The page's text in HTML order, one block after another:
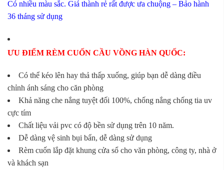
Có nhiều màu sắc. Giá thành rẻ rất được ưa chuộng – Bảo hành
36 tháng sử dụng
ƯU ĐIỂM RÈM CUỐN CẦU VỒNG HÀN QUỐC:
Có thể kéo lên hay thả thấp xuống, giúp bạn dễ dàng điều
chỉnh ánh sáng cho căn phòng
Khả năng che nắng tuyệt đối 100%, chống nắng chống tia uv
cực tím
Chất liệu vải pvc có độ bền sử dụng trên 10 năm.
Dễ dàng vệ sinh bụi bẩn, dễ dàng sử dụng
Rèm cuốn lắp đặt khung cửa sổ cho văn phòng, công ty, nhà ở
và khách sạn